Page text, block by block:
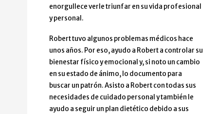
enorgullece verle triunfar en su vida profesional
y personal.
Robert tuvo algunos problemas médicos hace
unos años. Por eso, ayudo a Robert a controlar su
bienestar físico y emocional y, si noto un cambio
en su estado de ánimo, lo documento para
buscar un patrón. Asisto a Robert con todas sus
necesidades de cuidado personal y también le
ayudo a seguir un plan dietético debido a sus